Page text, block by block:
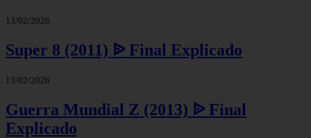
13/02/2026
Super 8 (2011) ᐉ Final Explicado
13/02/2026
Guerra Mundial Z (2013) ᐉ Final
Explicado